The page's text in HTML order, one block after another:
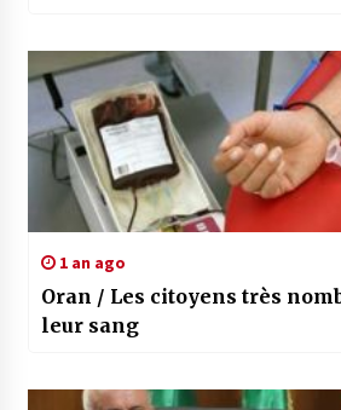
1 an ago
Oran / Les citoyens très
leur sang